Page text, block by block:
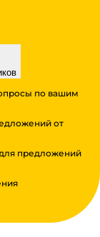
по вашим
от
предложений